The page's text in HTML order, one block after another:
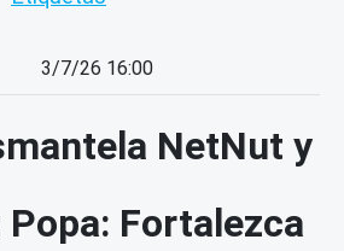
3/7/26 16:00
NetNut y
Fortalezca